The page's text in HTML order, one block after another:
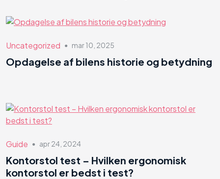
Uncategorized ● mar 10, 2025
Opdagelse af bilens historie og betydning
Guide ● apr 24, 2024
Kontorstol test – Hvilken ergonomisk
kontorstol er bedst i test?